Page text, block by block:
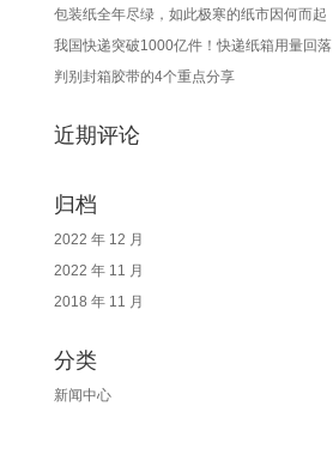
包装纸全年尽绿，如此极寒的纸市因何而起
我国快递突破1000亿件！快递纸箱用量回落
判别封箱胶带的4个重点分享
近期评论
归档
2022 年 12 月
2022 年 11 月
2018 年 11 月
分类
新闻中心